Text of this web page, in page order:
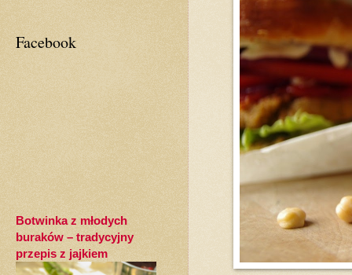
Facebook
Botwinka z młodych
buraków – tradycyjny
przepis z jajkiem